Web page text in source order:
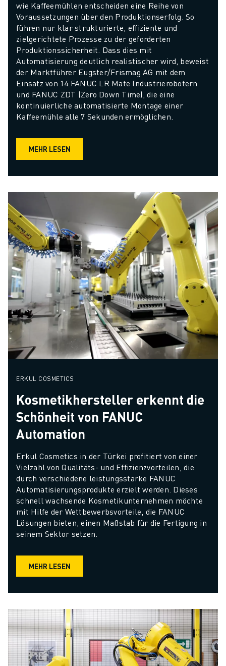
wie Kaffeemühlen entscheiden eine Reihe von
Voraussetzungen über den Produktionserfolg. So
führen nur klar strukturierte, effiziente und
zielgerichtete Prozesse zu der geforderten
Produktionssicherheit. Dass dies mit
Automatisierung deutlich realistischer wird, beweist
der Marktführer Eugster/Frismag AG mit dem
Einsatz von 14 FANUC LR Mate Industrierobotern
und FANUC ZDT (Zero Down Time), die eine
kontinuierliche automatisierte Montage einer
Kaffeemühle alle 7 Sekunden ermöglichen.
MEHR LESEN
ERKUL COSMETICS
Kosmetikhersteller erkennt die
Schönheit von FANUC
Automation
Erkul Cosmetics in der Türkei profitiert von einer
Vielzahl von Qualitäts- und Effizienzvorteilen, die
durch verschiedene leistungsstarke FANUC
Automatisierungsprodukte erzielt werden. Dieses
schnell wachsende Kosmetikunternehmen möchte
mit Hilfe der Wettbewerbsvorteile, die FANUC
Lösungen bieten, einen Maßstab für die Fertigung in
seinem Sektor setzen.
MEHR LESEN